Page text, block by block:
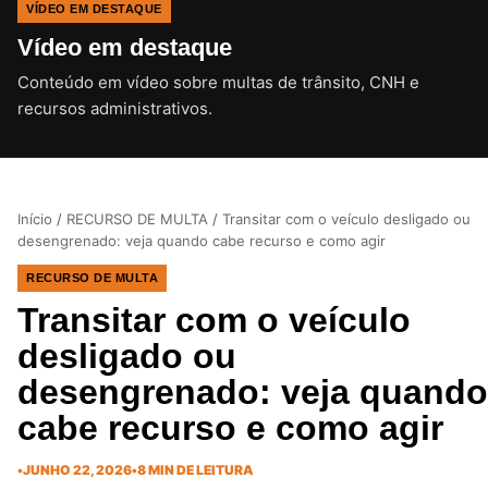
VÍDEO EM DESTAQUE
Vídeo em destaque
Conteúdo em vídeo sobre multas de trânsito, CNH e
recursos administrativos.CLIQUE PARA ATIVAR O SOM
Início / RECURSO DE MULTA / Transitar com o veículo desligado ou
desengrenado: veja quando cabe recurso e como agir
RECURSO DE MULTA
Transitar com o veículo
desligado ou
desengrenado: veja quando
cabe recurso e como agir
•JUNHO 22, 2026•8 MIN DE LEITURA